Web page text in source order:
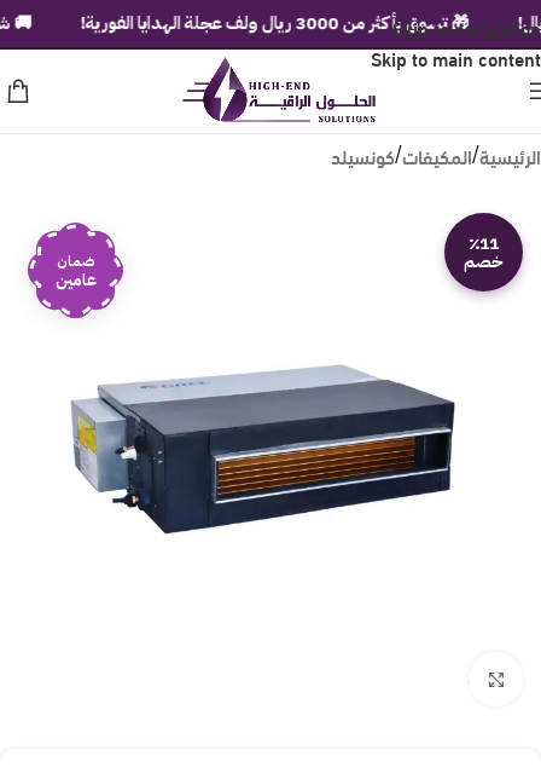
Skip to navigation
Skip to main content
الرئيسية/المكيفات/كونسيلد
٪11
خصم ضمان
عامين
🎁 تسوق بأكثر من 3000 ريال ولف عجلة الهدايا الفورية! 🚚 شحن